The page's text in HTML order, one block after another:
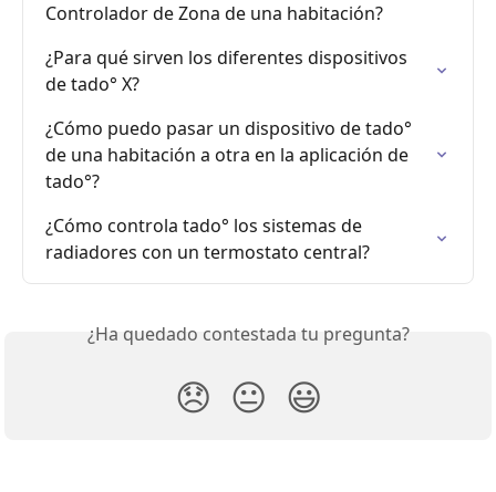
Controlador de Zona de una habitación?
¿Para qué sirven los diferentes dispositivos
de tado° X?
¿Cómo puedo pasar un dispositivo de tado°
de una habitación a otra en la aplicación de
tado°?
¿Cómo controla tado° los sistemas de
radiadores con un termostato central?
¿Ha quedado contestada tu pregunta?
😞 😐 😃